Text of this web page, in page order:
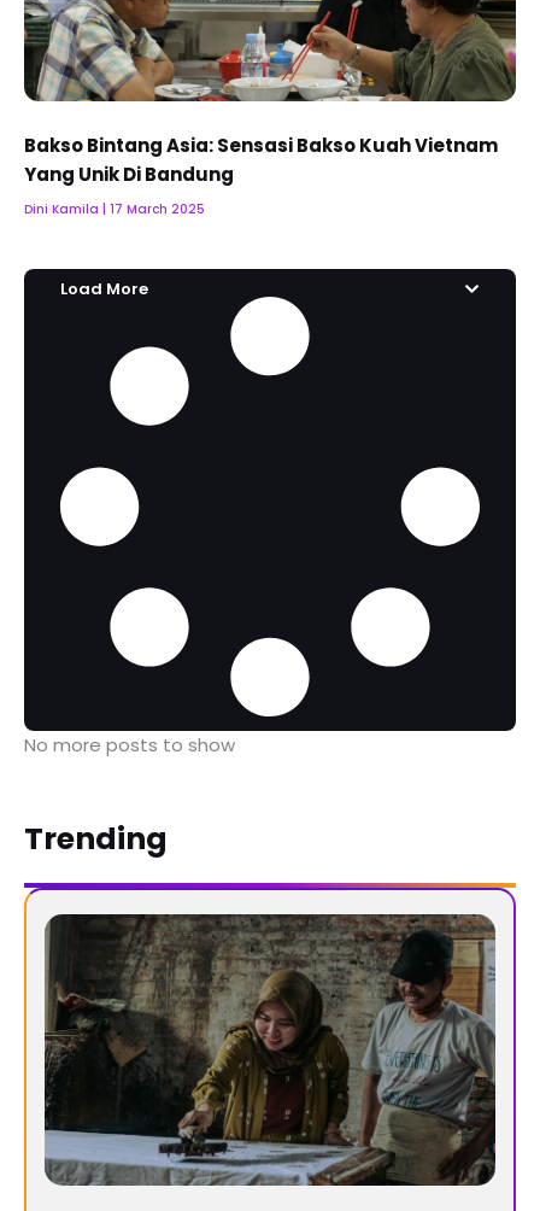
Bakso Bintang Asia: Sensasi Bakso Kuah Vietnam
Yang Unik Di Bandung
Dini Kamila 17 March 2025
Load More
No more posts to show
Trending